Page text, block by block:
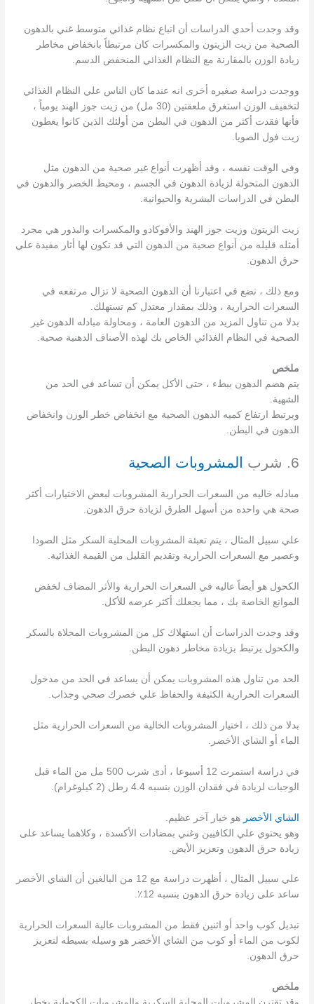
وقد وجدت أحدي الدراسات أن اتباع نظام غذائي متوسط غني بالدهون
الصحية من زيت الزيتون والمكسرات كان مرتبطاً بانخفاض مخاطر
زيادة الوزن بالمقارنة مع النظام الغذائي المنخفض الدسم.
ووجدت دراسة صغيره أخرى انه عندما كان الناس علي النظام الغذائي
لتخفيف الوزن استغرق ملعقتين (30 مل) من زيت جوز الهند يومياً ،
فأنها فقدت أكثر من الدهون في البطن من أولئك الذين كانوا يعطون
زيت فول الصويا.
وفي الوقت نفسه ، وقد أظهرت أنواع غير صحية من الدهون مثل
الدهون المتحولة لزيادة الدهون في الجسم ، ومحيط الخصر والدهون في
البطن في الدراسات البشرية والحيوانية.
زيت الزيتون وزيت جوز الهند والأفوكادو والمكسرات والبذور هي مجرد
أمثله قليله من أنواع صحية من الدهون التي قد تكون لها أثار مفيدة علي
حرق الدهون.
ومع ذلك ، نضع في اعتبارنا أن الدهون الصحية لا تزال مرتفعه في
السعرات الحرارية ، وذلك بمقدار معتدل كم تستهلك.
بدلا من تناول المزيد من الدهون العامة ، ومحاولة مبادله الدهون غير
الصحية في النظام الغذائي الخاص بك لهذه الأصناف الدهنية صحية.
ملخص
يتم هضم الدهون ببطء ، حتى الأكل يمكن أن تساعد في الحد من
الشهية.
ويرتبط ارتفاع كميه الدهون الصحية مع انخفاض خطر الوزن وانخفاض
الدهون في البطن.
6. شرب المشروبات الصحية
مبادله خاليه من السعرات الحرارية المشروبات لبعض الاختيارات أكثر
صحة هي واحده من أسهل الطرق لزيادة حرق الدهون.
علي سبيل المثال ، يتم تعبئة المشروبات المحلية السكر مثل الصودا
وعصير مع السعرات الحرارية وتقديم القليل من القيمة الغذائية.
الكحول هو أيضاً عاليه في السعرات الحرارية والأثر المضاف لخفض
الموانع الخاصة بك ، مما يجعلك أكثر عرضه للأكل.
وقد وجدت الدراسات أن استهلاك كل من المشروبات المحلاة بالسكر
والكحول يرتبط بزيادة مخاطر دهون البطن.
الحد من تناول هذه المشروبات يمكن أن يساعد في الحد من مدخول
السعرات الحرارية الكثيفة والحفاظ علي خصرك صحي وجذاب.
بدلا من ذلك ، اختيار المشروبات الخالية من السعرات الحرارية مثل
الماء أو الشاي الأخضر.
في دراسة استمرت 12 أسبوعا ، أدى شرب 500 مل من الماء قبل
الوجبات لزيادة في فقدان الوزن بنسبه 4.4 رطل (2 كيلوغرام).
الشاي الأخضر هو خيار آخر عظيم.
وهو يحتوي علي الكافيين وغني بمضادات الأكسدة ، وكلاهما يساعد على
زيادة حرق الدهون وتعزيز الأيض.
علي سبيل المثال ، أظهرت دراسة مع 12 من البالغين أن الشاي الأخضر
ساعد على زيادة حرق الدهون بنسبه 12٪.
تبديل كوب واحد أو اثنين فقط من المشروبات عالية السعرات الحرارية
لكوب من الماء أو كوب من الشاي الأخضر هو وسيله بسيطه لتعزيز
حرق الدهون.
ملخص